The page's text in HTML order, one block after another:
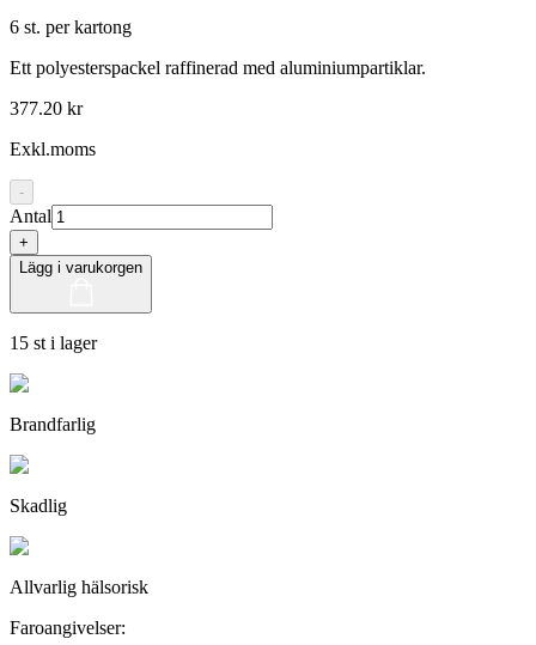
6 st. per kartong
Ett polyesterspackel raffinerad med aluminiumpartiklar.
377.20 kr
Exkl.moms
-
Antal
+
Lägg i varukorgen
15 st i lager
Brandfarlig
Skadlig
Allvarlig hälsorisk
Faroangivelser: